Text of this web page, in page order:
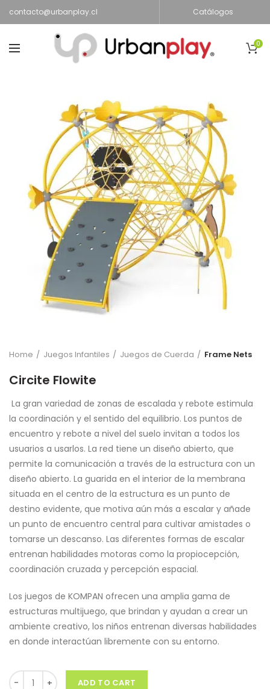
contacto@urbanplay.cl Catálogos
0
Home Juegos Infantiles Juegos de Cuerda Frame Nets
Circite Flowite
La gran variedad de zonas de escalada y rebote estimula
la coordinación y el sentido del equilibrio. Los puntos de
encuentro y rebote a nivel del suelo invitan a todos los
usuarios a usarlos. La red tiene un diseño abierto, que
permite la comunicación a través de la estructura con un
diseño abierto. La guarida en el interior de la membrana
situada en el centro de la estructura es un punto de
destino evidente, que motiva aún más a escalar y añade
un punto de encuentro central para cultivar amistades o
tomarse un descanso. Las diferentes formas de escalar
entrenan habilidades motoras como la propiocepción,
coordinación cruzada y percepción espacial.
Los juegos de KOMPAN ofrecen una amplia gama de
estructuras multijuego, que brindan y ayudan a crear un
ambiente creativo, los niños entrenan diversas habilidades
en donde interactúan libremente con su entorno.
Quantity
ADD TO CART